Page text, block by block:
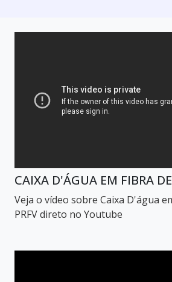
CAIXA D'ÁGUA EM FIBRA
Veja o vídeo sobre Caixa D'água
PRFV direto no Youtube